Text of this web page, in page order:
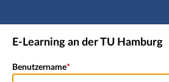
Hauptnavigation
Fußzeile
E-Learning an der TU Hamburg
Benutzername